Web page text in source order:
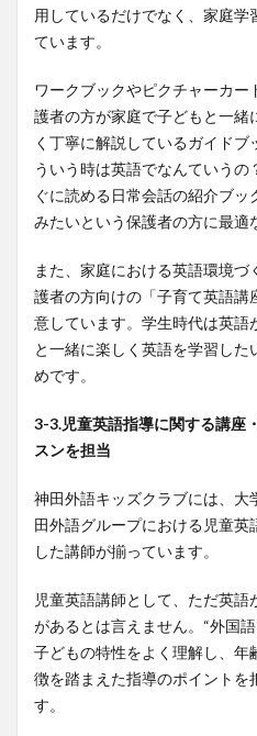
用しているだけでなく、家庭学
ています。
ワークブックやピクチャーカ
護者の方が家庭で子どもと一緒
く丁寧に解説しているガイドブ
ういう時は英語でなんていう
ぐに読める日常会話の紹介ブ
みたいという保護者の方に最適
また、家庭における英語環境
護者の方向けの「子育て英語講
意しています。学生時代は英語
と一緒に楽しく英語を学習し
めです。
3-3.児童英語指導に関する講座
スンを担当
神田外語キッズクラブには、大
田外語グループにおける児童英
した講師が揃っています。
児童英語講師として、ただ英語
があるとは言えません。“外国
子どもの特性をよく理解し、年
徴を踏まえた指導のポイントを
す。